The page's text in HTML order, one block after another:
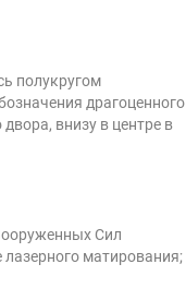
полукругом
драгоценного
внизу в центре в
Сил
матирования;